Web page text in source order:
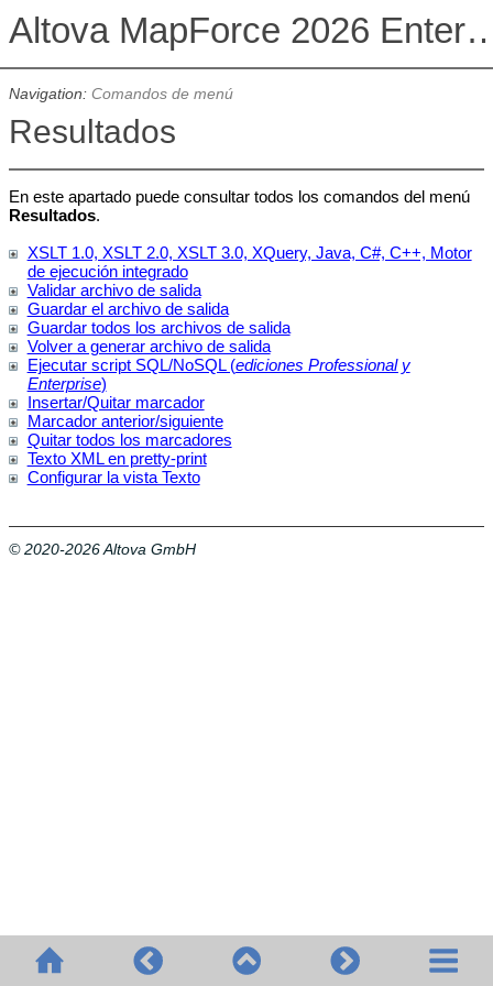
Altova MapForce 2026
Navigation: Comandos de menú
Resultados
En este apartado puede consultar todos los comandos del menú
Resultados.
XSLT 1.0, XSLT 2.0, XSLT 3.0, XQuery, Java, C#, C++, Motor
de ejecución integrado
Validar archivo de salida
Guardar el archivo de salida
Guardar todos los archivos de salida
Volver a generar archivo de salida
Ejecutar script SQL/NoSQL (ediciones Professional y
Enterprise)
Insertar/Quitar marcador
Marcador anterior/siguiente
Quitar todos los marcadores
Texto XML en pretty-print
Configurar la vista Texto
© 2020-2026 Altova GmbH